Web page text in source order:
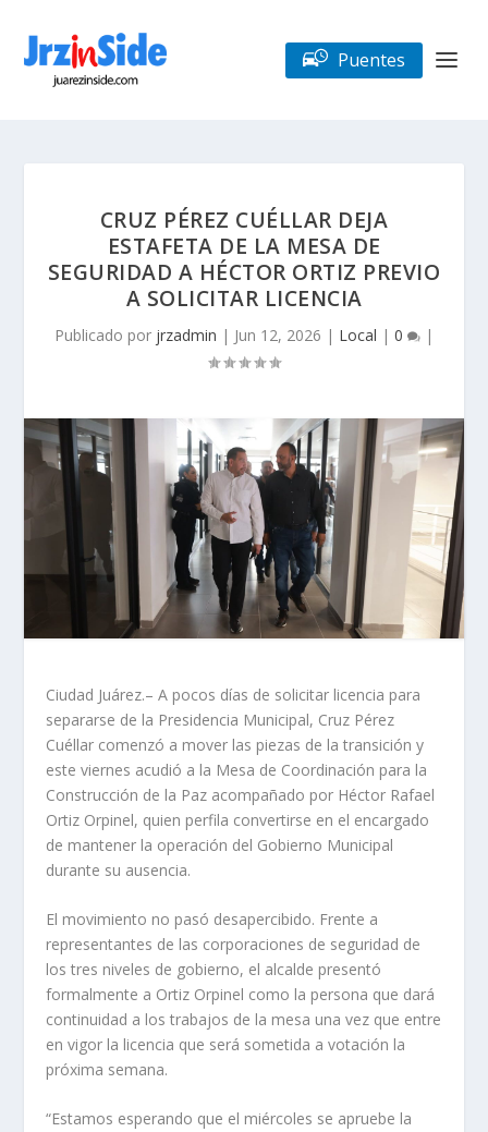
Puentes
CRUZ PÉREZ CUÉLLAR DEJA
ESTAFETA DE LA MESA DE
SEGURIDAD A HÉCTOR ORTIZ PREVIO
A SOLICITAR LICENCIA
Publicado por jrzadmin | Jun 12, 2026 | Local | 0 |
Ciudad Juárez.– A pocos días de solicitar licencia para
separarse de la Presidencia Municipal, Cruz Pérez
Cuéllar comenzó a mover las piezas de la transición y
este viernes acudió a la Mesa de Coordinación para la
Construcción de la Paz acompañado por Héctor Rafael
Ortiz Orpinel, quien perfila convertirse en el encargado
de mantener la operación del Gobierno Municipal
durante su ausencia.
El movimiento no pasó desapercibido. Frente a
representantes de las corporaciones de seguridad de
los tres niveles de gobierno, el alcalde presentó
formalmente a Ortiz Orpinel como la persona que dará
continuidad a los trabajos de la mesa una vez que entre
en vigor la licencia que será sometida a votación la
próxima semana.
“Estamos esperando que el miércoles se apruebe la